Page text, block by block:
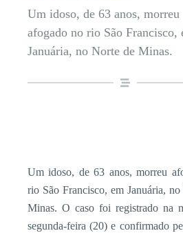
Um idoso, de 63 anos, morreu
afogado no rio São Francisco,
Januária, no Norte de Minas.
Um idoso, de 63 anos, morreu
rio São Francisco, em Januária,
Minas. O caso foi registrado na
segunda-feira (20) e confirmado